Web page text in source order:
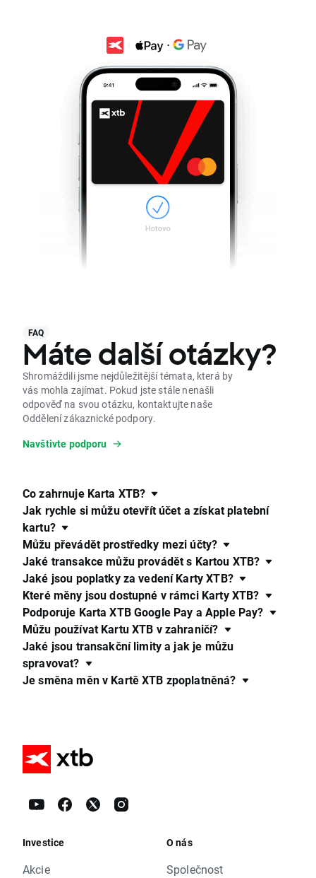
FAQ
Máte další otázky?
Shromáždili jsme nejdůležitější témata, která by
vás mohla zajímat. Pokud jste stále nenašli
odpověď na svou otázku, kontaktujte naše
Oddělení zákaznické podpory.
Navštivte podporu
Co zahrnuje Karta XTB?
Jak rychle si můžu otevřít účet a získat platební
kartu?
Můžu převádět prostředky mezi účty?
Jaké transakce můžu provádět s Kartou XTB?
Jaké jsou poplatky za vedení Karty XTB?
Které měny jsou dostupné v rámci Karty XTB?
Podporuje Karta XTB Google Pay a Apple Pay?
Můžu používat Kartu XTB v zahraničí?
Jaké jsou transakční limity a jak je můžu
spravovat?
Je směna měn v Kartě XTB zpoplatněná?
Investice
Akcie
O nás
Společnost